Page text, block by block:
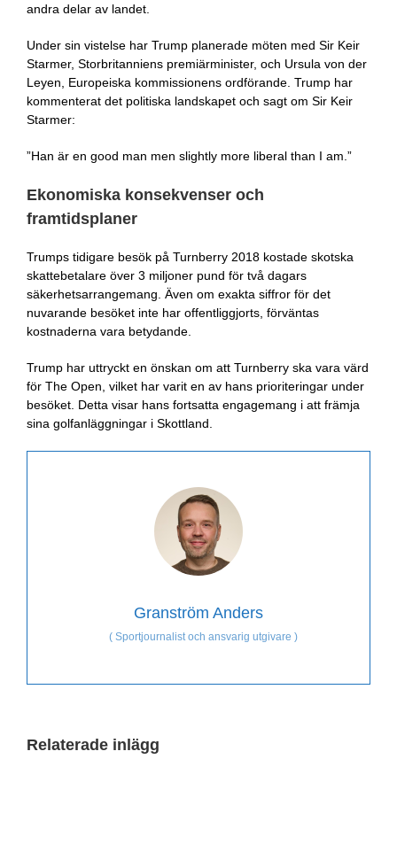
andra delar av landet.
Under sin vistelse har Trump planerade möten med Sir Keir
Starmer, Storbritanniens premiärminister, och Ursula von der
Leyen, Europeiska kommissionens ordförande. Trump har
kommenterat det politiska landskapet och sagt om Sir Keir
Starmer:
”Han är en good man men slightly more liberal than I am.”
Ekonomiska konsekvenser och
framtidsplaner
Trumps tidigare besök på Turnberry 2018 kostade skotska
skattebetalare över 3 miljoner pund för två dagars
säkerhetsarrangemang. Även om exakta siffror för det
nuvarande besöket inte har offentliggjorts, förväntas
kostnaderna vara betydande.
Trump har uttryckt en önskan om att Turnberry ska vara värd
för The Open, vilket har varit en av hans prioriteringar under
besöket. Detta visar hans fortsatta engagemang i att främja
sina golfanläggningar i Skottland.
Granström Anders
(Sportjournalist och ansvarig utgivare )
Relaterade inlägg